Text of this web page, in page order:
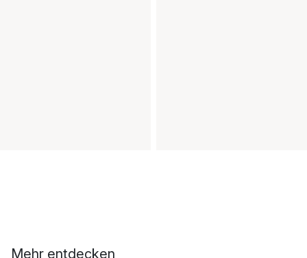
Mehr entdecken